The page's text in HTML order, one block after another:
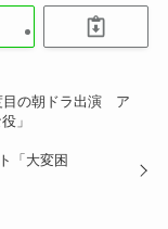
目の朝ドラ出演 ア
」
「大変困